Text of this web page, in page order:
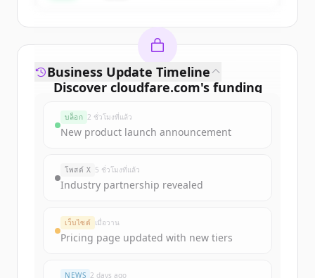
Discover cloudfare.com's funding
Sign up for free to view allfunding
New accounts include trial credits to
get started.
Create Free Account
Business Update Timeline
บล็อก 2 ชั่วโมงที่แล้ว
New product launch announcement
โพสต์ X 5 ชั่วโมงที่แล้ว
Industry partnership revealed
เว็บไซต์ เมื่อวาน
Pricing page updated with new tiers
NEWS 2 days ago